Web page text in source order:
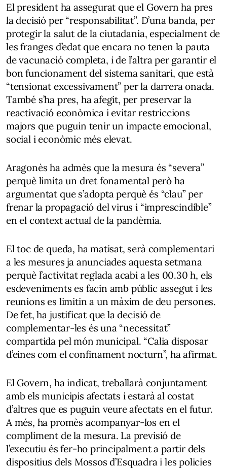
El president ha assegurat que el Govern ha pres
la decisió per “responsabilitat”. D’una banda, per
protegir la salut de la ciutadania, especialment de
les franges d’edat que encara no tenen la pauta
de vacunació completa, i de l’altra per garantir el
bon funcionament del sistema sanitari, que està
“tensionat excessivament” per la darrera onada.
També s’ha pres, ha afegit, per preservar la
reactivació econòmica i evitar restriccions
majors que puguin tenir un impacte emocional,
social i econòmic més elevat.
Aragonès ha admès que la mesura és “severa”
perquè limita un dret fonamental però ha
argumentat que s’adopta perquè és “clau” per
frenar la propagació del virus i “imprescindible”
en el context actual de la pandèmia.
El toc de queda, ha matisat, serà complementari
a les mesures ja anunciades aquesta setmana
perquè l’activitat reglada acabi a les 00.30 h, els
esdeveniments es facin amb públic assegut i les
reunions es limitin a un màxim de deu persones.
De fet, ha justificat que la decisió de
complementar-les és una “necessitat”
compartida pel món municipal. “Calia disposar
d’eines com el confinament nocturn”, ha afirmat.
El Govern, ha indicat, treballarà conjuntament
amb els municipis afectats i estarà al costat
d’altres que es puguin veure afectats en el futur.
A més, ha promès acompanyar-los en el
compliment de la mesura. La previsió de
l’executiu és fer-ho principalment a partir dels
dispositius dels Mossos d’Esquadra i les policies